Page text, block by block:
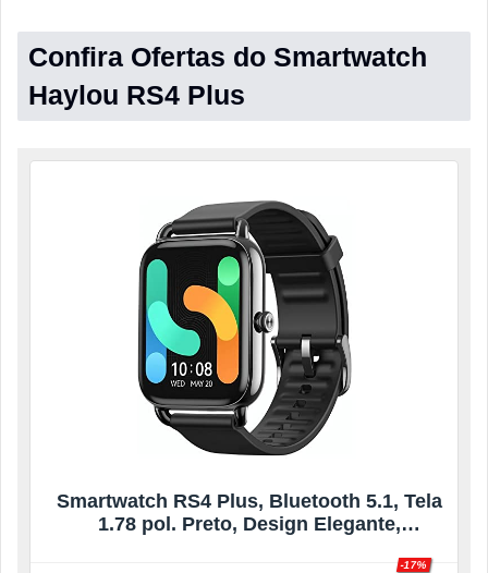
Confira Ofertas do Smartwatch
Haylou RS4 Plus
Smartwatch RS4 Plus, Bluetooth 5.1, Tela
1.78 pol. Preto, Design Elegante,
-17%